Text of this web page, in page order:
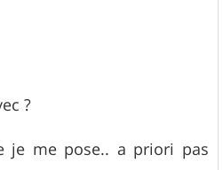
?
je me pose.. a priori pas